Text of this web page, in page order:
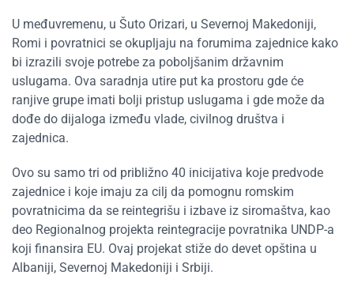
U međuvremenu, u Šuto Orizari, u Severnoj Makedoniji,
Romi i povratnici se okupljaju na forumima zajednice kako
bi izrazili svoje potrebe za poboljšanim državnim
uslugama. Ova saradnja utire put ka prostoru gde će
ranjive grupe imati bolji pristup uslugama i gde može da
dođe do dijaloga između vlade, civilnog društva i
zajednica.
Ovo su samo tri od približno 40 inicijativa koje predvode
zajednice i koje imaju za cilj da pomognu romskim
povratnicima da se reintegrišu i izbave iz siromaštva, kao
deo Regionalnog projekta reintegracije povratnika UNDP-a
koji finansira EU. Ovaj projekat stiže do devet opština u
Albaniji, Severnoj Makedoniji i Srbiji.